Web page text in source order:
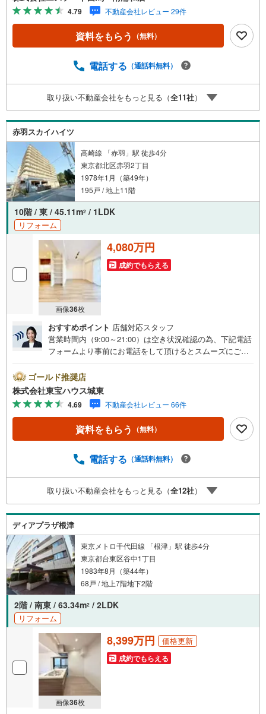
ベーション実施済み【Yahoo！ 不動産キャンペーン対象店
舗です】 当店で物件を成約するとPayPayボーナスをプレ
ゼント！◆エステート白馬の5大サポート◆1.FP相談サポ
ート社外のファイナンシャルプランナーと資金相談が無料
の設備修理サービスが無料で付帯3.注文住宅「白馬の家」
費用をお伝えするなどの無料サービス5.お引渡し後もしっ
かりサポートCSサポート室がお引渡し後のお悩みもしっか
りサポートします
4.79 不動産会社レビュー 29件
資料をもらう （無料）
電話する （通話料無料）
取り扱い不動産会社をもっと見る（全11社）
赤羽スカイハイツ
高崎線 「赤羽」駅 徒歩4分
東京都北区赤羽2丁目
1978年1月（築49年）
195戸 / 地上11階
10階 / 東 / 45.11m2 / 1LDK
リフォーム
画像36枚
4,080万円
成約でもらえる
おすすめポイント 店舗対応スタッフ
営業時間内（9:00～21:00）は空き状況確認の為、下記電話
フォームより事前にお電話をして頂けるとスムーズにご案
カレンダーの作成▽ご購入後もお客様の人生のパートナー
として暮らしの「安心」を守り続けます。【Yahoo！ 不動
産キャンペーン対象店舗】当店で物件を成約するとPayPay
ボーナスライトがもらえる「Yahoo！ 不動産 物件ご成約キ
ャンペーン」の対象になります。「資料をもらう」「見学
予約をする」ボタンからお問い合わせください。※必ずYah
スライトは出金と譲渡はできません。ご案内・詳細な資料
（諸費用もOK）お気軽にお問い合わせください。
ゴールド推奨店
株式会社東宝ハウス城東
4.69 不動産会社レビュー 66件
資料をもらう （無料）
電話する （通話料無料）
取り扱い不動産会社をもっと見る（全12社）
ディアプラザ根津
東京メトロ千代田線 「根津」駅 徒歩4分
東京都台東区谷中1丁目
1983年8月（築44年）
68戸 / 地上7階地下2階
2階 / 南東 / 63.34m2 / 2LDK
リフォーム
画像36枚
8,399万円 価格更新
成約でもらえる